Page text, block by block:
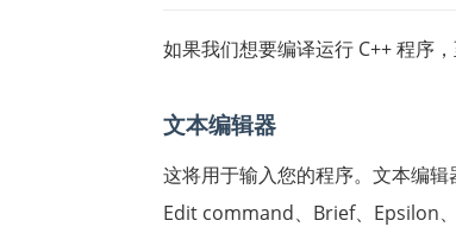
如果我们想要编译运行 C++ 程序
文本编辑器
这将用于输入您的程序。文本编
Edit command、Brief、Epsilon、